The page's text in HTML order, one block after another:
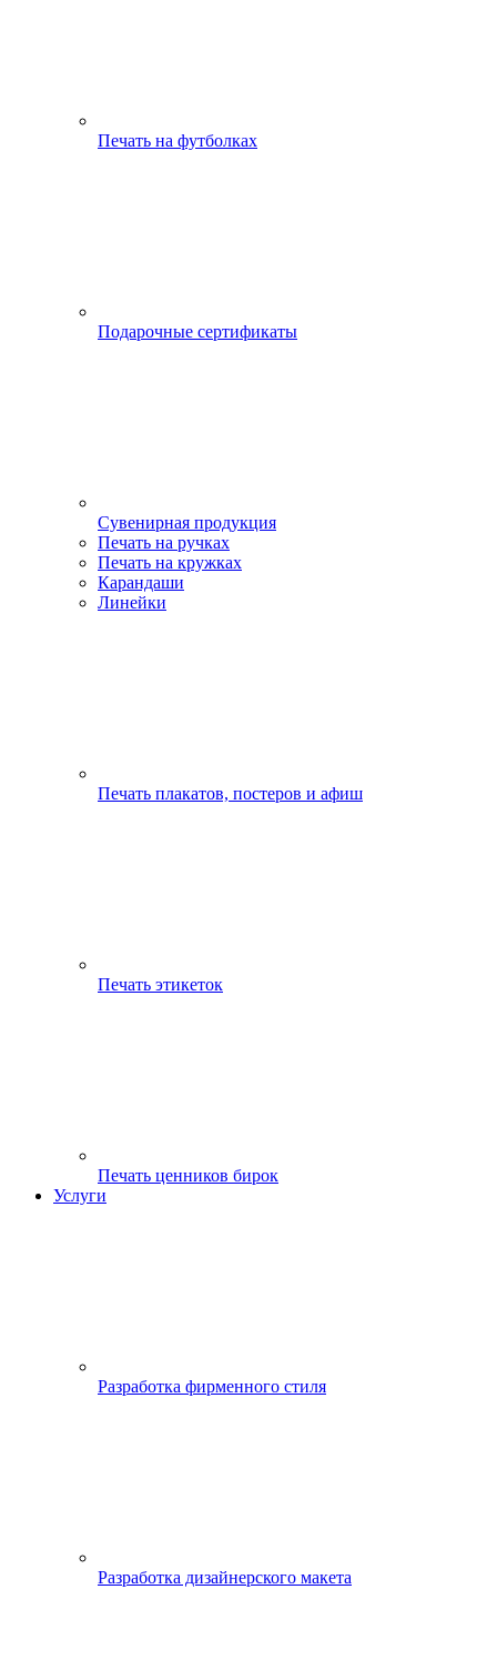
Печать на футболках
Подарочные сертификаты
Сувенирная продукция
Печать на ручках
Печать на кружках
Карандаши
Линейки
Печать плакатов, постеров и афиш
Печать этикеток
Печать ценников бирок
Услуги
Разработка фирменного стиля
Разработка дизайнерского макета